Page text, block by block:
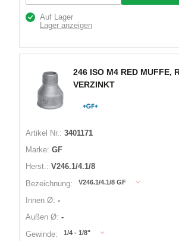
Auf Lager
Lager anzeigen
246 ISO M4 RED MUFFE,
VERZINKT
Artikel Nr.: 3401171
Marke: GF
Herst.: V246.1/4.1/8
Bezeichnung:
V246.1/4.1/8 GF
Innen Ø: -
Außen Ø: -
Gewinde:
1/4 - 1/8"